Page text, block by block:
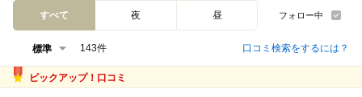
すべて 夜 昼 フォロー中
143件 口コミ検索をするには？
ピックアップ！口コミ